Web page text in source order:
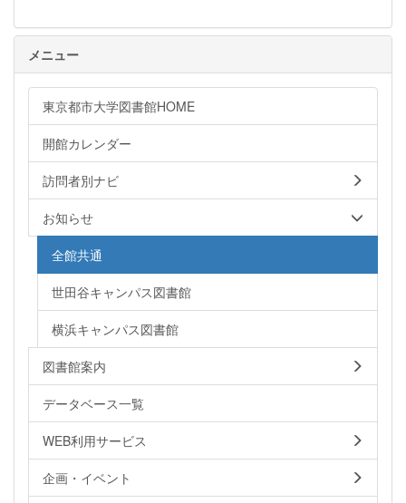
メニュー
東京都市大学図書館HOME
開館カレンダー
訪問者別ナビ
お知らせ
全館共通
世田谷キャンパス図書館
横浜キャンパス図書館
図書館案内
データベース一覧
WEB利用サービス
企画・イベント